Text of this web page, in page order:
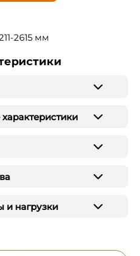
2615 мм
и нагрузки